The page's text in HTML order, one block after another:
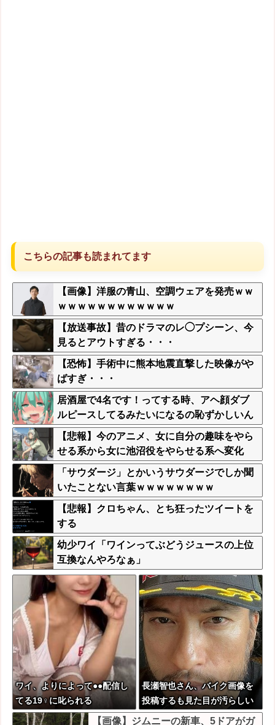
こちらの記事も読まれてます
【画像】洋服の青山、空調ウェアを発売ｗｗ
ｗｗｗｗｗｗｗｗｗｗｗｗ
【放送事故】昔のドラマのレ◯プシーン、今
見るとアウトすぎる・・・
【恐怖】手術中に熊本地震直撃した映像がや
ばすぎ・・・
居酒屋で4名です！ってする時、アヘ顔ダブ
ルピースしてるみたいになるの恥ずかしいん
やが
【悲報】今のアニメ、女に自分の趣味をやら
せる系から女に池沼役をやらせる系へ変化
「サウダージ」とかいうサウダージでしか聞
いたことない言葉ｗｗｗｗｗｗｗｗ
【悲報】クロちゃん、とち狂ったツイートを
する
幼少ワイ「ワインってぶどうジュースの上位
互換なんやろなぁ」
ワイ、よりによって●●配信し
てる19♀に叱られる
長瀬智也さん、バイク画像を
投稿するも見た目が汚らしい
とネットの女性たちから批
【画像】ジムニーの新車、5ドアがガ